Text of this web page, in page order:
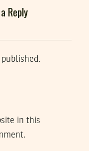
Reply
in this